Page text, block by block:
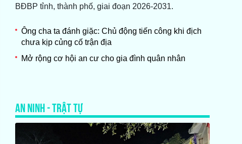
BĐBP tỉnh, thành phố, giai đoạn 2026-2031.
Ông cha ta đánh giặc: Chủ động tiến công khi địch
chưa kịp củng cố trận địa
Mở rộng cơ hội an cư cho gia đình quân nhân
AN NINH - TRẬT TỰ